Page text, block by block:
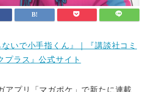
ないで小手指くん』｜『講談社コミ
プラス』公式サイト
アプリ「マガポケ」で新たに連載